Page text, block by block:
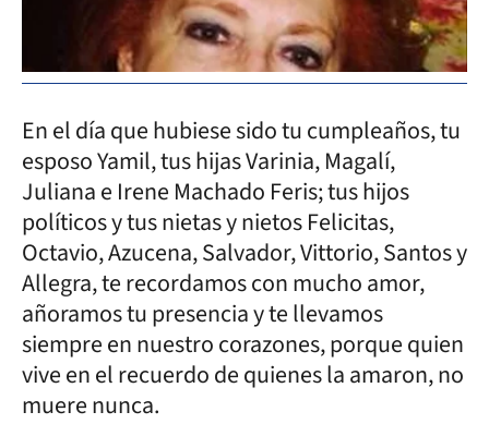
En el día que hubiese sido tu cumpleaños, tu
esposo Yamil, tus hijas Varinia, Magalí,
Juliana e Irene Machado Feris; tus hijos
políticos y tus nietas y nietos Felicitas,
Octavio, Azucena, Salvador, Vittorio, Santos y
Allegra, te recordamos con mucho amor,
añoramos tu presencia y te llevamos
siempre en nuestro corazones, porque quien
vive en el recuerdo de quienes la amaron, no
muere nunca.